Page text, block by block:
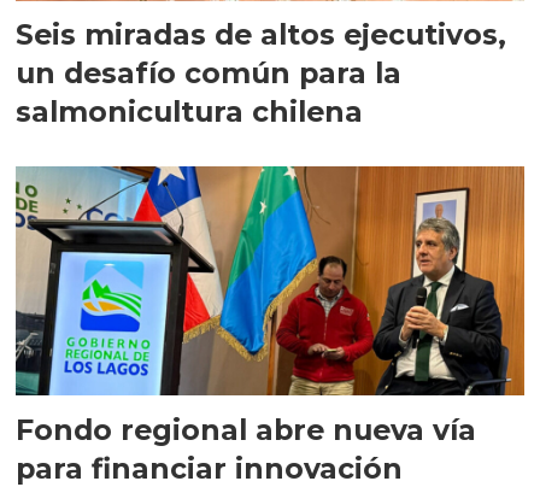
Seis miradas de altos ejecutivos,
un desafío común para la
salmonicultura chilena
Fondo regional abre nueva vía
para financiar innovación